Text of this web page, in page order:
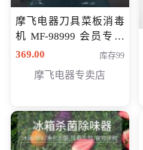
摩飞电器刀具菜板消毒
机 MF-98999 会员专享
价286元
369.00 库存99
摩飞电器专卖店